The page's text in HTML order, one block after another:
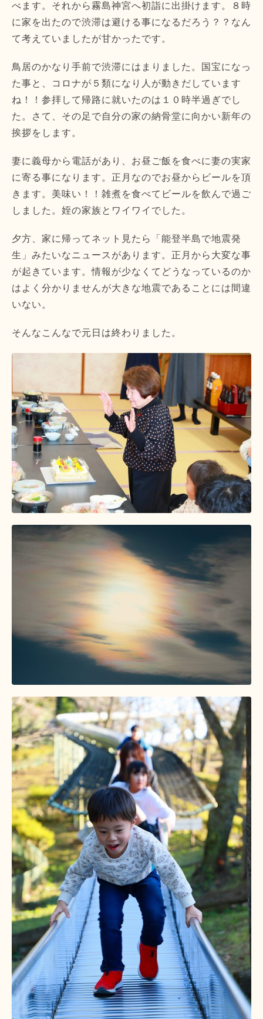
べます。それから霧島神宮へ初詣に出掛けます。８時
に家を出たので渋滞は避ける事になるだろう？？なん
て考えていましたが甘かったです。
鳥居のかなり手前で渋滞にはまりました。国宝になっ
た事と、コロナが５類になり人が動きだしています
ね！！参拝して帰路に就いたのは１０時半過ぎでし
た。さて、その足で自分の家の納骨堂に向かい新年の
挨拶をします。
妻に義母から電話があり、お昼ご飯を食べに妻の実家
に寄る事になります。正月なのでお昼からビールを頂
きます。美味い！！雑煮を食べてビールを飲んで過ご
しました。姪の家族とワイワイでした。
夕方、家に帰ってネット見たら「能登半島で地震発
生」みたいなニュースがあります。正月から大変な事
が起きています。情報が少なくてどうなっているのか
はよく分かりませんが大きな地震であることには間違
いない。
そんなこんなで元日は終わりました。